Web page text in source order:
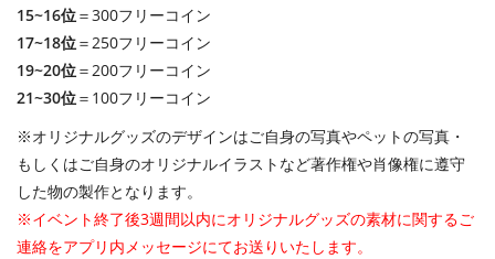
15~16位＝300フリーコイン
17~18位＝250フリーコイン
19~20位＝200フリーコイン
21~30位＝100フリーコイン
※オリジナルグッズのデザインはご自身の写真やペットの写真・
もしくはご自身のオリジナルイラストなど著作権や肖像権に遵守
した物の製作となります。
※イベント終了後3週間以内にオリジナルグッズの素材に関するご
連絡をアプリ内メッセージにてお送りいたします。